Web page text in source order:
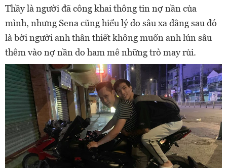
Thầy là người đã công khai thông tin nợ nần của
mình, nhưng Sena cũng hiểu lý do sâu xa đằng sau đó
là bởi người anh thân thiết không muốn anh lún sâu
thêm vào nợ nần do ham mê những trò may rủi.